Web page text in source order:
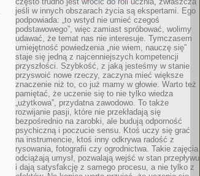
jeśli w innych obszarach życia są ekspertami. Ego
podpowiada: „to wstyd nie umieć czegoś
podstawowego”, więc zamiast spróbować, wolimy
udawać, że temat nas nie interesuje. Tymczasem
umiejętność powiedzenia „nie wiem, nauczę się”
staje się jedną z najcenniejszych kompetencji
przyszłości. Szybkość, z jaką jesteśmy w stanie
przyswoić nowe rzeczy, zaczyna mieć większe
znaczenie niż to, co już mamy w głowie. Warto też
pamiętać, że uczenie się to nie tylko wiedza
„użytkowa”, przydatna zawodowo. To także
rozwijanie pasji, które nie przekładają się
bezpośrednio na zarobki, ale budują odporność
psychiczną i poczucie sensu. Ktoś uczy się grać
na instrumencie, ktoś inny odkrywa radość z
rysowania, fotografii czy ogrodnictwa. Takie zajęcia
odciążają umysł, pozwalają wejść w stan przepływu
i dają satysfakcję z samego procesu, a nie tylko z